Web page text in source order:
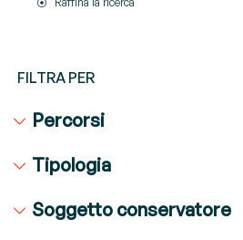
FILTRA PER
Percorsi
Tipologia
Soggetto conservatore